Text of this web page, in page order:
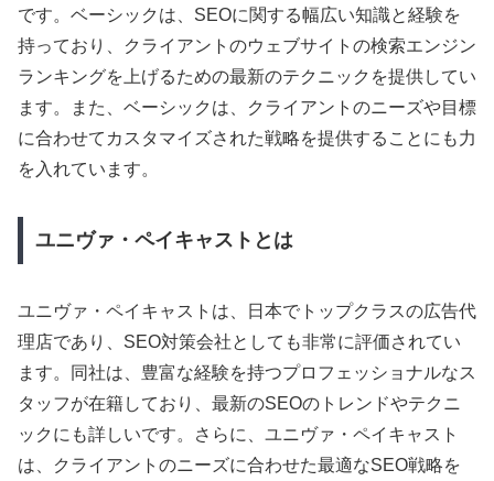
です。ベーシックは、SEOに関する幅広い知識と経験を
持っており、クライアントのウェブサイトの検索エンジン
ランキングを上げるための最新のテクニックを提供してい
ます。また、ベーシックは、クライアントのニーズや目標
に合わせてカスタマイズされた戦略を提供することにも力
を入れています。
ユニヴァ・ペイキャストとは
ユニヴァ・ペイキャストは、日本でトップクラスの広告代
理店であり、SEO対策会社としても非常に評価されてい
ます。同社は、豊富な経験を持つプロフェッショナルなス
タッフが在籍しており、最新のSEOのトレンドやテクニ
ックにも詳しいです。さらに、ユニヴァ・ペイキャスト
は、クライアントのニーズに合わせた最適なSEO戦略を